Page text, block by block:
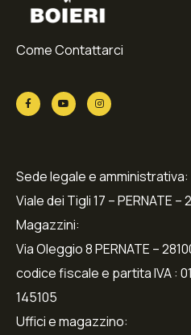
Come Contattarci
Sede legale e amministrativa:
Viale dei Tigli 17 – PERNATE –
Magazzini:
Via Oleggio 8 PERNATE –
codice fiscale e partita IVA :
145105
Uffici e magazzino: